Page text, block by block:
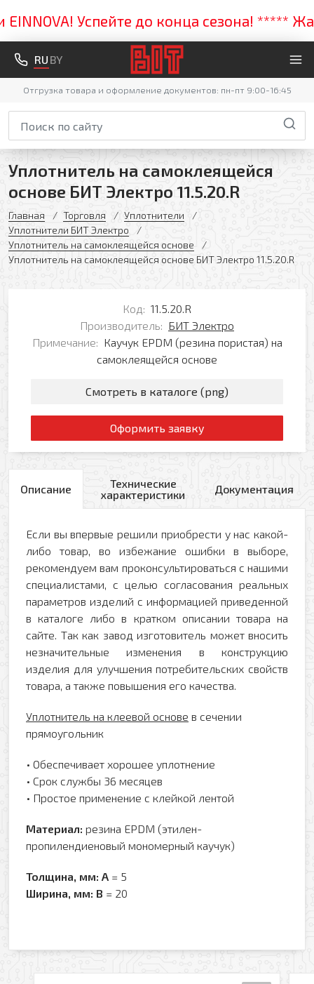
Успейте до конца сезона! *****
RU BY
Отгрузка товара и оформление документов: пн-пт 9:00-16:45
Уплотнитель на самоклеящейся
основе БИТ Электро 11.5.20.R
Главная Торговля
Уплотнители
Уплотнители БИТ Электро
Уплотнитель на самоклеящейся основе
Уплотнитель на самоклеящейся основе БИТ Электро 11.5.20.R
Код: 11.5.20.R
Производитель: БИТ Электро
Примечание: Каучук EPDM (резина пористая) на
самоклеящейся основе
Смотреть в каталоге (png)
Оформить заявку
Описание
Технические
характеристики
Документация
Если вы впервые решили приобрести у нас какой-
либо товар, во избежание ошибки в выборе,
рекомендуем вам проконсультироваться с нашими
специалистами, с целью согласования реальных
параметров изделий с информацией приведенной
в каталоге либо в кратком описании товара на
сайте. Так как завод изготовитель может вносить
незначительные изменения в конструкцию
изделия для улучшения потребительских свойств
товара, а также повышения его качества.
Уплотнитель на клеевой основе в сечении
прямоугольник
• Обеспечивает хорошее уплотнение
• Срок службы 36 месяцев
• Простое применение с клейкой лентой
Материал: резина EPDM (этилен-
пропилендиеновый мономерный каучук)
Толщина, мм: A = 5
Ширина, мм: B = 20